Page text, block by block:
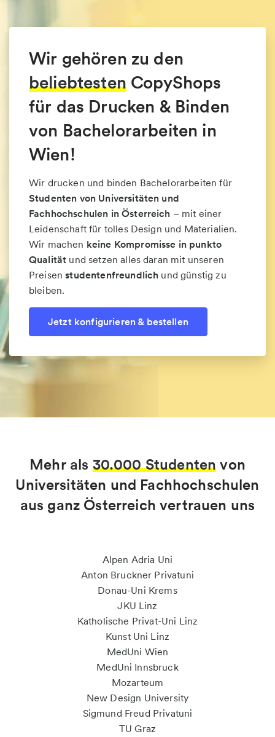
Wir gehören zu den
beliebtestenCopyShops
für das Drucken & Binden
von Bachelorarbeiten in
Wien!
Wir drucken und binden Bachelorarbeiten für
Studenten von Universitäten und
Fachhochschulen in Österreich – mit einer
Leidenschaft für tolles Design und Materialien.
Wir machen keine Kompromisse in punkto
Qualität und setzen alles daran mit unseren
Preisenstudentenfreundlich und günstig zu
bleiben.
Jetzt konfigurieren & bestellen
Mehr als 30.000 Studenten von
Universitäten und Fachhochschulen
aus ganz Österreich vertrauen uns
Alpen Adria Uni
Anton Bruckner Privatuni
Donau-Uni Krems
JKU Linz
Katholische Privat-Uni Linz
Kunst Uni Linz
MedUni Wien
MedUni Innsbruck
Mozarteum
New Design University
Sigmund Freud Privatuni
TU Graz